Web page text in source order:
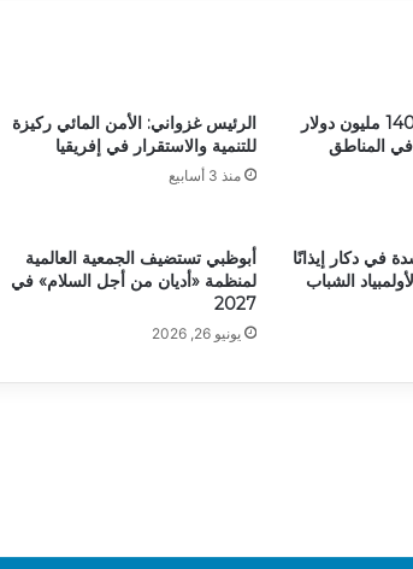
السنغال تحصل على 140 مليون دولار
المناطق
الرئيس غزواني: الأمن المائي ركيزة
للتنمية والاستقرار في إفريقيا
منذ 3 أسابيع
في دكار إيذانًا
الشباب
أبوظبي تستضيف الجمعية العالمية
لمنظمة «أديان من أجل السلام» في
2027
يونيو 26, 2026